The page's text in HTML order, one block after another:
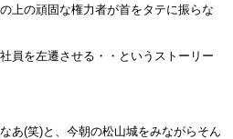
上の頑固な権力者が首をタテに振らな
員を左遷させる・・というストーリー
あ(笑)と、今朝の松山城をみながらそん